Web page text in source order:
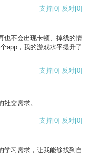
支持[0] 反对[0]
也不会出现卡顿、掉线的情
app，我的游戏水平提升了
支持[0] 反对[0]
交需求。
支持[0] 反对[0]
学习需求，让我能够找到自